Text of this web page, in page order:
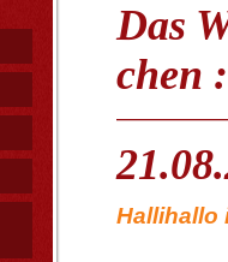
Das
chen